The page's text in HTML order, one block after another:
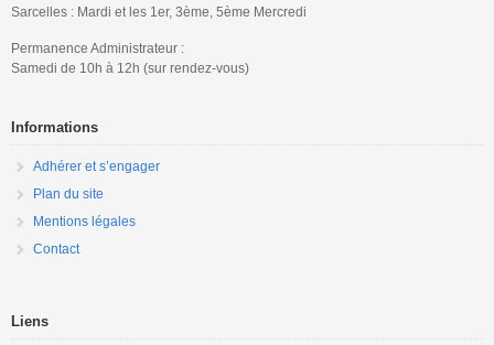
Sarcelles : Mardi et les 1er, 3ème, 5ème Mercredi
Permanence Administrateur :
Samedi de 10h à 12h (sur rendez-vous)
Informations
Adhérer et s’engager
Plan du site
Mentions légales
Contact
Liens